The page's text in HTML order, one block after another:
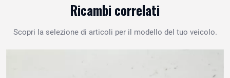
Ricambi correlati
Scopri la selezione di articoli per il modello del tuo veicolo.